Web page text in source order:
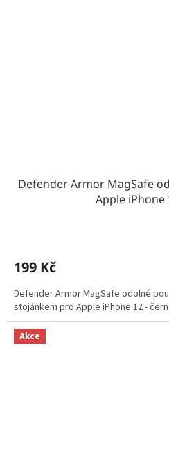
Defender Armor MagSafe
Apple iPhone
199 Kč
Defender Armor MagSafe odolné
stojánkem pro Apple iPhone 12 -
Akce